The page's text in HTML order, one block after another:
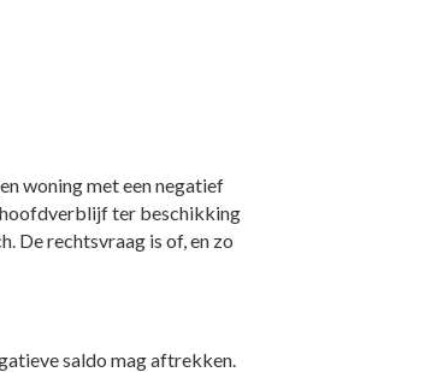
woning met een negatief
hoofdverblijf ter beschikking
De rechtsvraag is of, en zo
saldo mag aftrekken.